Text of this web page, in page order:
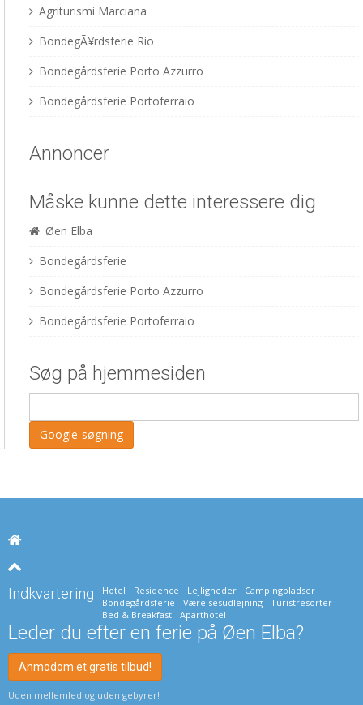
Agriturismi Marciana
BondegÃ¥rdsferie Rio
Bondegårdsferie Porto Azzurro
Bondegårdsferie Portoferraio
Annoncer
Måske kunne dette interessere dig
Øen Elba
Bondegårdsferie
Bondegårdsferie Porto Azzurro
Bondegårdsferie Portoferraio
Søg på hjemmesiden
Indkvartering Hotel Residence Lejligheder
Campingpladser
Bondegårdsferie
Værelsesudlejning
Turistresorter
Bed & Breakfast
Aparthotel
Leder du efter en ferie på Øen Elba?
Anmodom et gratis tilbud!
Uden mellemled og uden gebyrer!